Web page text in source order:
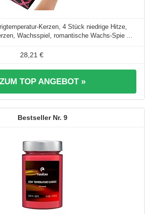
Kerzen, 4 Stück niedrige Hitze,
Wachsspiel, romantische Wachs-Spie ...
28,21 €
ZUM TOP ANGEBOT »
9